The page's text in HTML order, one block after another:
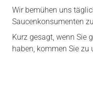
Wir bemühen uns
Saucenkonsumenten
Kurz gesagt, wenn Sie
haben, kommen Sie zu